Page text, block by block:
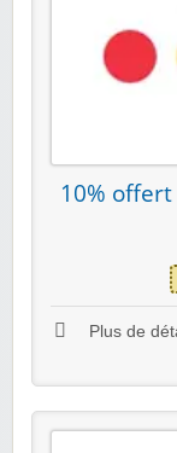
10%
Plus de